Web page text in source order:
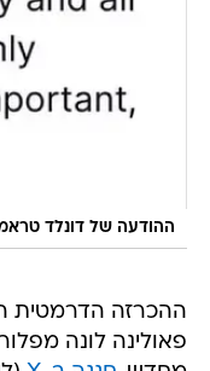
ההודעה של דונלד
ההכרזה הדרמטית
פאולינה לונה